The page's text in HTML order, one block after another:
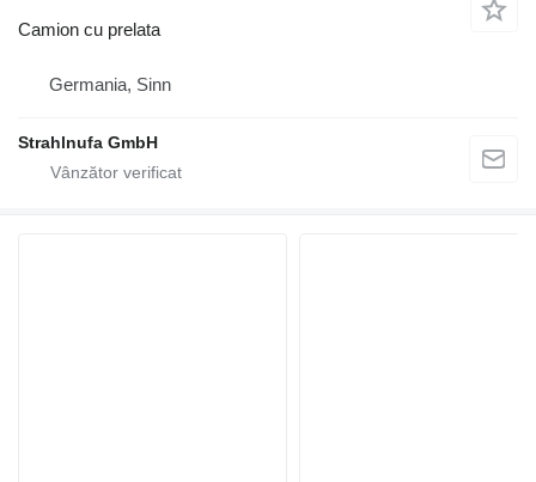
Camion cu prelata
Germania, Sinn
Strahlnufa GmbH